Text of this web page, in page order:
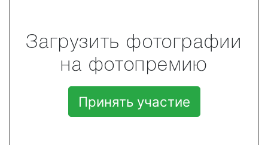
Загрузить фотографии
на фотопремию
Принять участие